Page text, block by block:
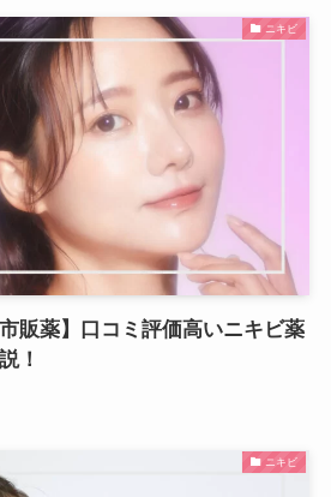
ニキビ
販薬】口コミ評価高いニキビ薬
！
ニキビ